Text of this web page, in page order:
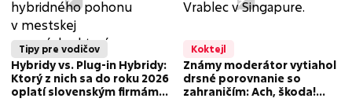
Tipy pre vodičov
Hybridy vs. Plug-in Hybridy:
Ktorý z nich sa do roku 2026
oplatí slovenským firmám
Koktejl
Známy moderátor vytiahol
drsné porovnanie so
zahraničím: Ach, škoda!